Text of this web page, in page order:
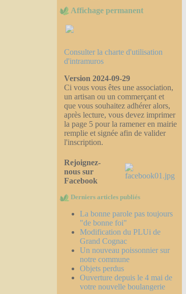
Affichage permanent
Consulter la charte d'utilisation
d'intramuros
Version 2024-09-29
Ci vous vous êtes une association,
un artisan ou un commerçant et
que vous souhaitez adhérer alors,
après lecture, vous devez imprimer
la page 5 pour la ramener en mairie
remplie et signée afin de valider
l'inscription.
Rejoignez-
nous sur
Facebook
Derniers articles publiés
La bonne parole pas toujours
"de bonne foi"
Modification du PLUi de
Grand Cognac
Un nouveau poissonnier sur
notre commune
Objets perdus
Ouverture depuis le 4 mai de
votre nouvelle boulangerie